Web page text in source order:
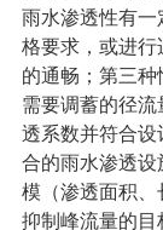
雨水渗透性有
格要求，或进行
的通畅；第三
需要调蓄的径
透系数并符合
合的雨水渗透
模（渗透面积、
抑制峰流量的目